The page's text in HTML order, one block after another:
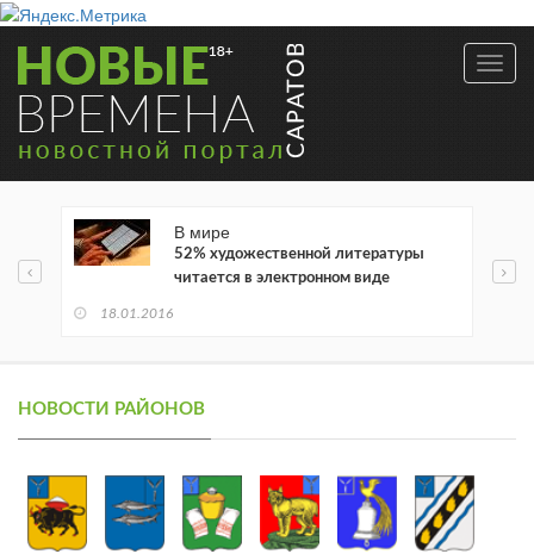
В мире
52% художественной литературы
читается в электронном виде
18.01.2016
НОВОСТИ РАЙОНОВ